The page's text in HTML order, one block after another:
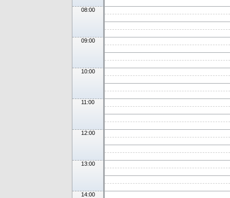
08:00
09:00
10:00
11:00
12:00
13:00
14:00